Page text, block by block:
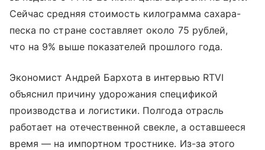
Сейчас средняя стоимость килограмма сахара-
песка по стране составляет около 75 рублей,
что на 9% выше показателей прошлого года.
Экономист Андрей Бархота в интервью RTVI
объяснил причину удорожания спецификой
производства и логистики. Полгода отрасль
работает на отечественной свекле, а оставшееся
время — на импортном тростнике. Из-за этого